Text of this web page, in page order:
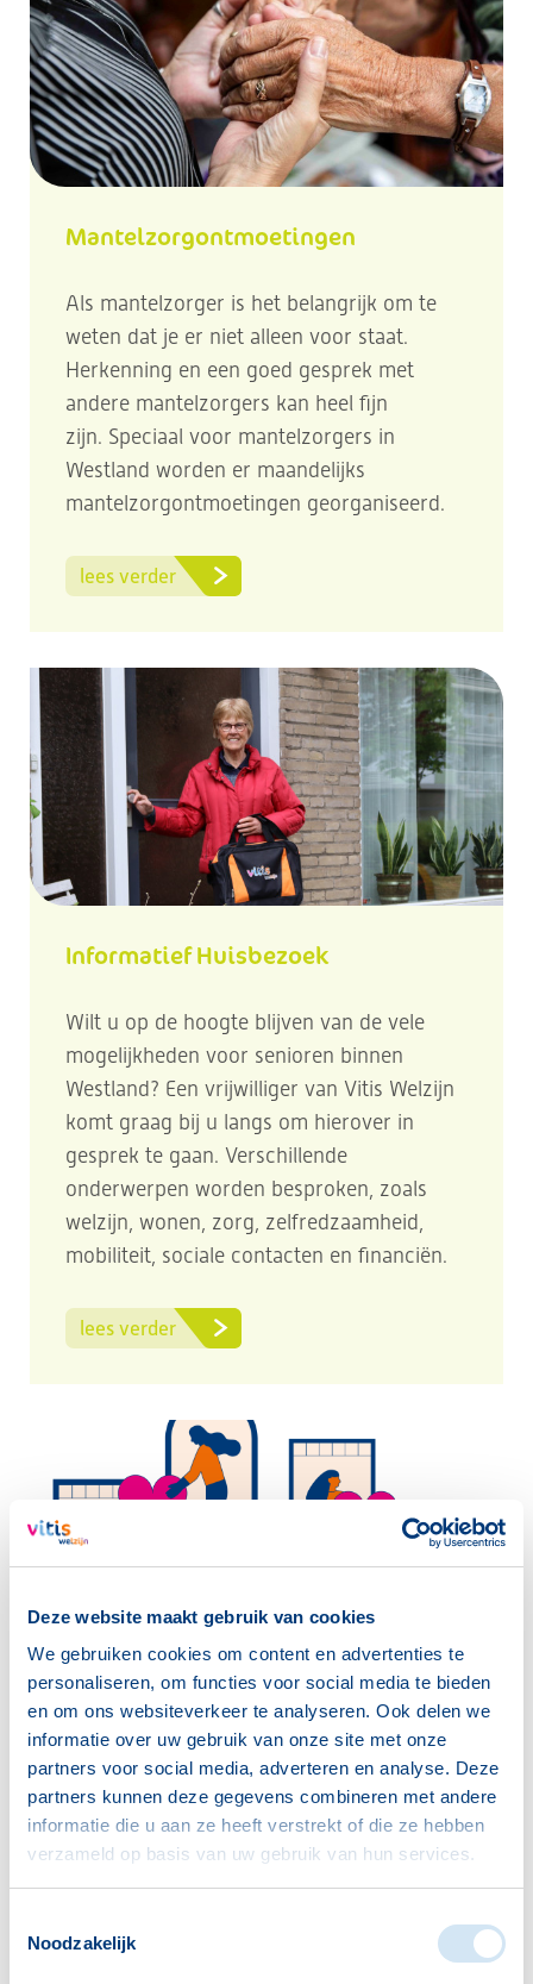
Deze website maakt gebruik van cookies
We gebruiken cookies om content en advertenties te
personaliseren, om functies voor social media te bieden
en om ons websiteverkeer te analyseren. Ook delen we
informatie over uw gebruik van onze site met onze
partners voor social media, adverteren en analyse. Deze
partners kunnen deze gegevens combineren met andere
informatie die u aan ze heeft verstrekt of die ze hebben
verzameld op basis van uw gebruik van hun services.
Noodzakelijk
Mantelzorgontmoetingen
Als mantelzorger is het belangrijk om te
weten dat je er niet alleen voor staat.
Herkenning en een goed gesprek met
andere mantelzorgers kan heel fijn
zijn. Speciaal voor mantelzorgers in
Westland worden er maandelijks
mantelzorgontmoetingen georganiseerd.
lees verder
Informatief Huisbezoek
Wilt u op de hoogte blijven van de vele
mogelijkheden voor senioren binnen
Westland? Een vrijwilliger van Vitis Welzijn
komt graag bij u langs om hierover in
gesprek te gaan. Verschillende
onderwerpen worden besproken, zoals
welzijn, wonen, zorg, zelfredzaamheid,
mobiliteit, sociale contacten en financiën.
lees verder
Buurtcirkels | buren voor buren
Samen wonen in een buurt betekent ook
iets voor elkaar kunnen betekenen. Een
verschil in het dagelijks leven.